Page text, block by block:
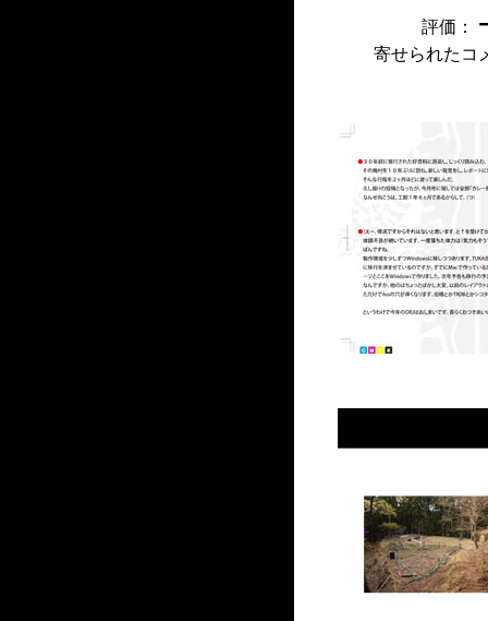
評価：
寄せられたコ